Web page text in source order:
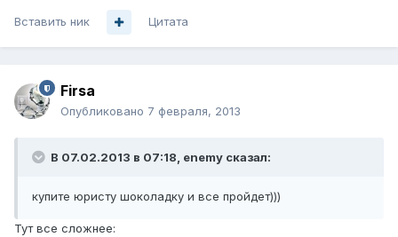
Вставить ник Цитата
Firsa
Опубликовано 7 февраля, 2013
В 07.02.2013 в 07:18, enemy сказал:
купите юристу шоколадку и все пройдет)))
Тут все сложнее: